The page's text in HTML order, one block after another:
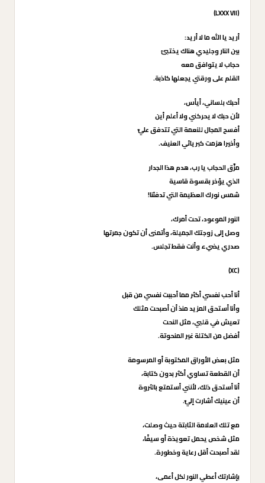
(LXXX VII)
أريد يا الله ما لا أريد:
بين النار وجليدي هناك يختبئ
حجاب لا يتوافق معه
القلم على ورقتي يجعلها كاذبة.
أحبك بلساني، أيأس،
لأن حبك لا يحركني ولا أعلم أين
أفسح المجال للنعمة التي تتدفق عليّ
وأخيرا هزمت كبريائي العنيف.
مزّق الحجاب يا رب، هدم هذا الجدار
الذي يؤخر بقسوة قاسية
شمس نورك العظيمة التي تدفئنا!
النور الموعود، تحت أمرك،
وصل إلى زوجتك الجميلة، وأتمنى أن تكون جمرتها
صدري يضيء وأنت فقط تجلس.
(XC)
أنا أحب نفسي أكثر مما أحببت نفسي من قبل
وأنا أستحق المزيد منذ أن أصبحت مثلك
تعيش في قلبي، مثل النحت
أفضل من الكتلة غير المنحوتة.
مثل بعض الأوراق المكتوبة أو المرسومة
أن القطعة تساوي أكثر بدون كتابة،
أنا أستحق ذلك، لأنني أستمتع بالثروة
أن عينيك أشارت إليّ.
مع تلك العلامة الثابتة حيث وصلت،
مثل شخص يحمل تعويذة أو سيفًا،
لقد أصبحت أقل رعاية وخطورة.
بإشارتك أعطي النور لكل أعمى،